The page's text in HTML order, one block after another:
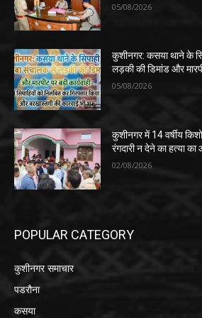
05/08/2026
कुशीनगर: कसया थाने के
लड़की की डिमांड और
05/08/2026
कुशीनगर में 14 वर्षीय
रंगदारी न देने का हत्या का
02/08/2026
POPULAR CATEGORY
कुशीनगर समाचार
पडरौना
कसया